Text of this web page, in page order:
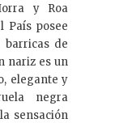
y Roa
País posee
barricas de
nariz es un
elegante y
negra
sensación